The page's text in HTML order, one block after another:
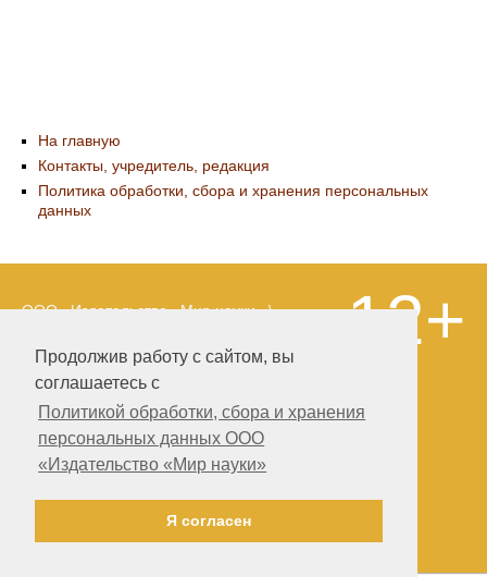
Продолжив работу с сайтом, вы
соглашаетесь с
Политикой обработки, сбора и хранения
персональных данных ООО
«Издательство «Мир науки»
Я согласен
На главную
Контакты, учредитель, редакция
Политика обработки, сбора и хранения персональных
данных
ООО «Издательство «Мир науки» \
LLC Материалы, размещенные на сайте,
охраняются Законом о защите авторских
прав. Публикация любых материалов
этого сайта запрещена без
предварительного согласования с
издательством. Авторские права на
размещенные на сайте научные
Александр Павлов, pavlov@mir-nauki.com
12+